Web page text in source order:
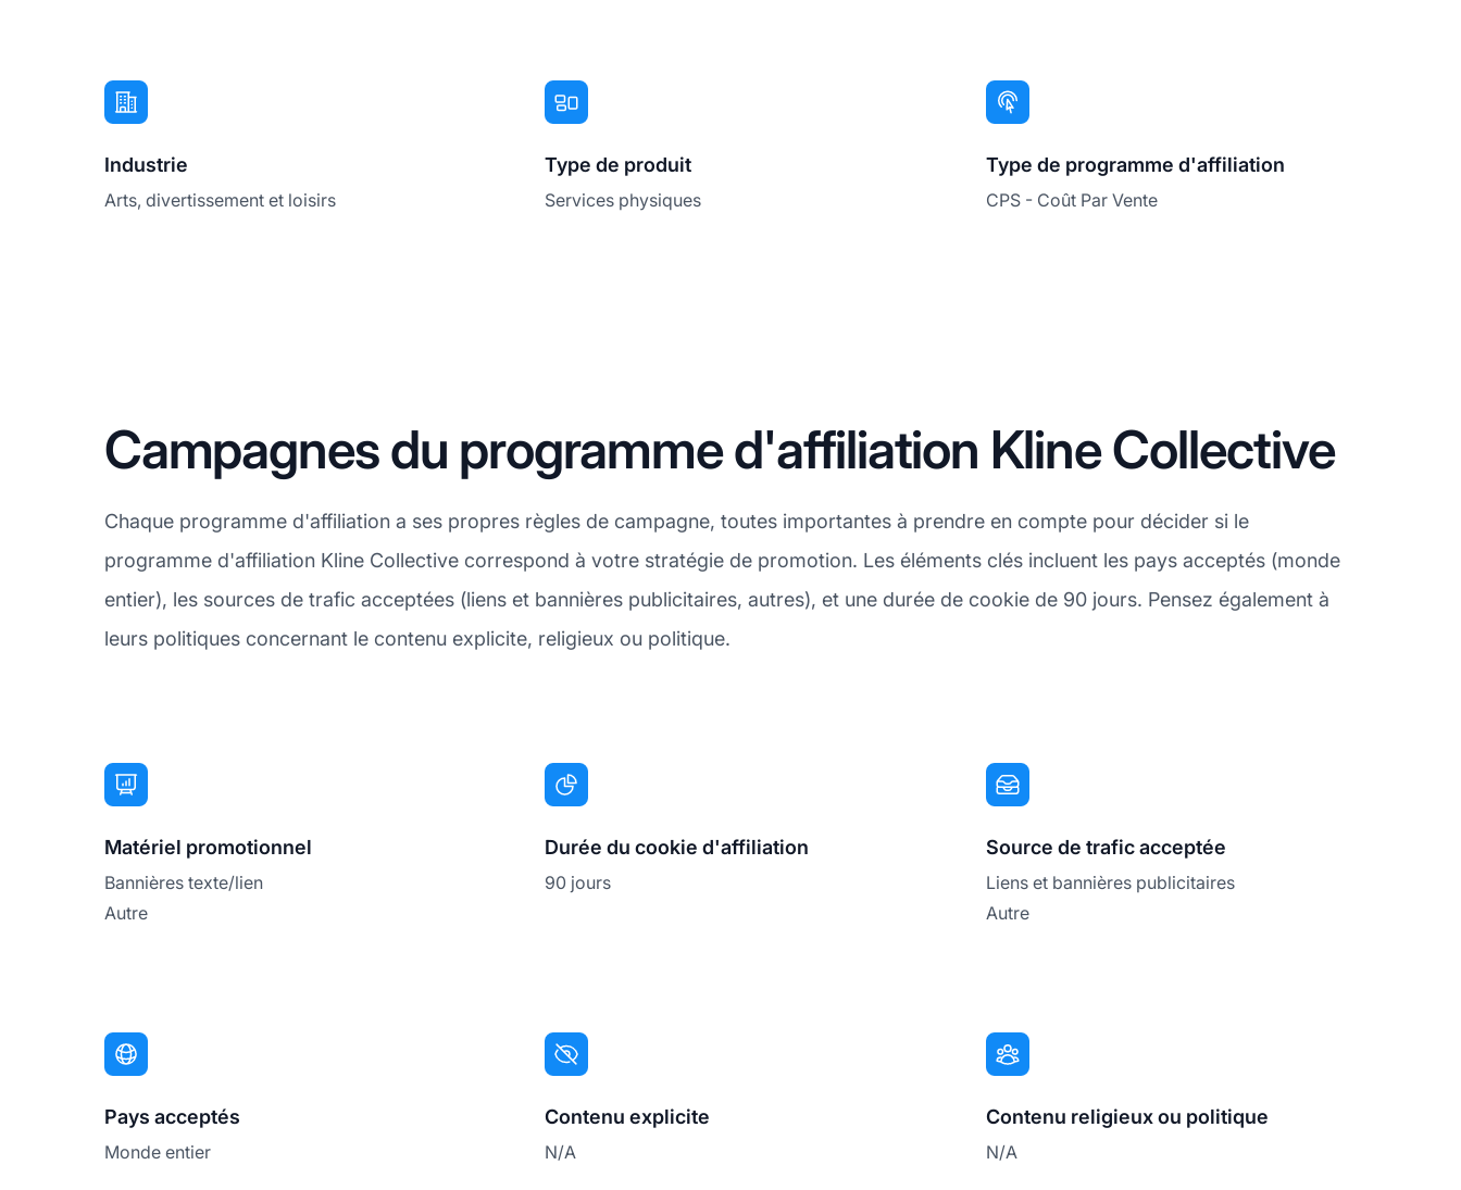
Industrie
Arts, divertissement et loisirs
Type de produit
Services physiques
Type de programme d'affiliation
CPS - Coût Par Vente
Campagnes du programme d'affiliation Kline Collective
Chaque programme d'affiliation a ses propres règles de campagne, toutes importantes à prendre en compte pour décider si le
programme d'affiliation Kline Collective correspond à votre stratégie de promotion. Les éléments clés incluent les pays acceptés (monde
entier), les sources de trafic acceptées (liens et bannières publicitaires, autres), et une durée de cookie de 90 jours. Pensez également à
leurs politiques concernant le contenu explicite, religieux ou politique.
Matériel promotionnel
Bannières texte/lien
Autre
Durée du cookie d'affiliation
90 jours
Source de trafic acceptée
Liens et bannières publicitaires
Autre
Pays acceptés
Monde entier
Contenu explicite
N/A
Contenu religieux ou politique
N/A